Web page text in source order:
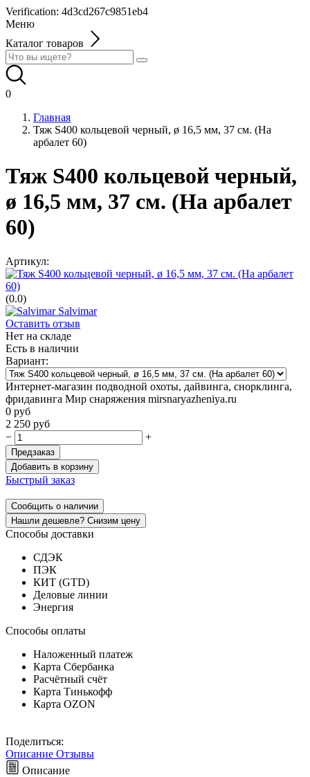
Verification: 4d3cd267c9851eb4
Меню
Каталог товаров
0
Главная
Тяж S400 кольцевой черный, ø 16,5 мм, 37 cм. (На
арбалет 60)
Тяж S400 кольцевой черный,
ø 16,5 мм, 37 cм. (На арбалет
60)
Артикул:
(0.0)
Salvimar
Оставить отзыв
Нет на складе
Есть в наличии
Вариант:
Интернет-магазин подводной охоты, дайвинга, снорклинга,
фридавинга Мир снаряжения mirsnaryazheniya.ru
0 руб
2 250 руб
−
+
Предзаказ
Добавить в корзину
Быстрый заказ
Сообщить о наличии
Нашли дешевле? Снизим цену
Способы доставки
СДЭК
ПЭК
КИТ (GTD)
Деловые линии
Энергия
Способы оплаты
Наложенный платеж
Карта Сбербанка
Расчётный счёт
Карта Тинькофф
Карта OZON
Поделиться:
Описание Отзывы
Описание